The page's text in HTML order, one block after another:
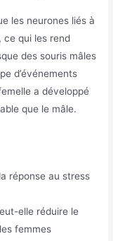
les neurones liés à
ce qui les rend
des souris mâles
d’événements
a développé
que le mâle.
réponse au stress
elle réduire le
femmes